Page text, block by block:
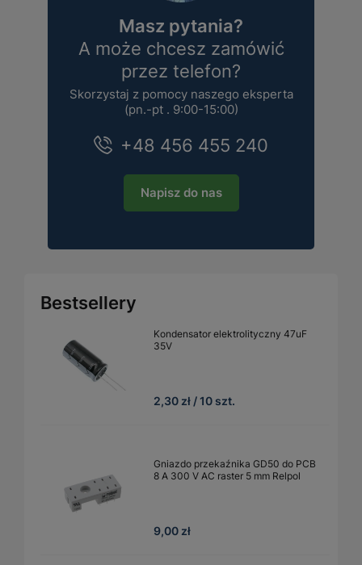
Masz pytania?
A może chcesz zamówić
przez telefon?
Skorzystaj z pomocy naszego eksperta
(pn.-pt . 9:00-15:00)
+48 456 455 240
Napisz do nas
Bestsellery
Kondensator elektrolityczny 47uF
35V
2,30 zł / 10 szt.
Gniazdo przekaźnika GD50 do PCB
8 A 300 V AC raster 5 mm Relpol
9,00 zł